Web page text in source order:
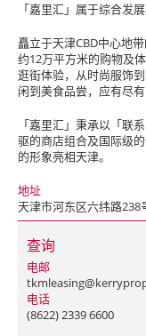
「嘉里汇」属于综合发
矗立于天津CBD中心地
约12万平方米的购物及
逛街体验，从时尚服饰
闲到美食品尝，应有尽
「嘉里汇」秉承以「联
驱的商店组合及国际级
的形象亮相天津。
地址
天津市河东区六纬路238
查询
电邮
电话
(8622) 2339 6600